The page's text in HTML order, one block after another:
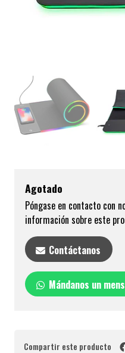
Agotado
Póngase en contacto con
información sobre este
Contáctanos
Mándanos un
Compartir este producto